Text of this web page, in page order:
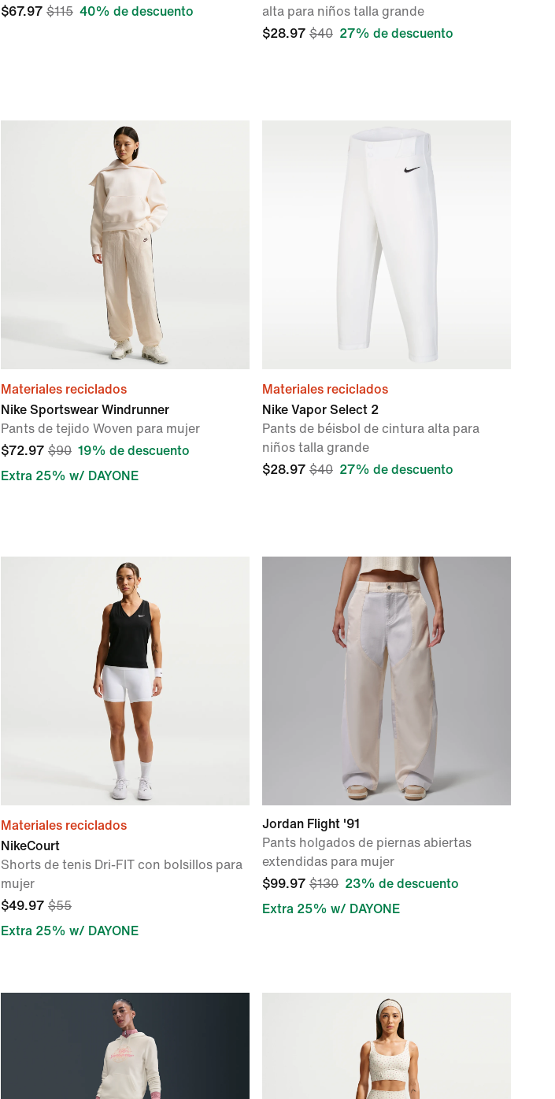
$67.97 $115 40% de descuento
alta para niños talla grande
$28.97 $40 27% de descuento
Materiales reciclados
Nike Sportswear Windrunner
Pants de tejido Woven para mujer
$72.97 $90 19% de descuento
Extra 25% w/ DAYONE
Materiales reciclados
Nike Vapor Select 2
Pants de béisbol de cintura alta para
niños talla grande
$28.97 $40 27% de descuento
Materiales reciclados
NikeCourt
Shorts de tenis Dri-FIT con bolsillos para
mujer
$49.97 $55
Extra 25% w/ DAYONE
Jordan Flight '91
Pants holgados de piernas abiertas
extendidas para mujer
$99.97 $130 23% de descuento
Extra 25% w/ DAYONE